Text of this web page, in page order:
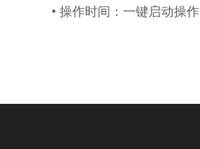
• 操作时间：一键启动操作